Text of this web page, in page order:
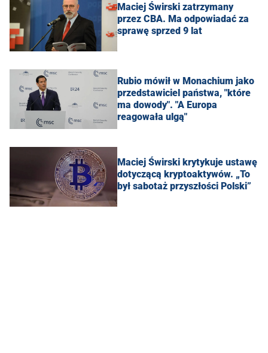
Maciej Świrski zatrzymany
przez CBA. Ma odpowiadać za
sprawę sprzed 9 lat
Rubio mówił w Monachium jako
przedstawiciel państwa, "które
ma dowody". "A Europa
reagowała ulgą"
Maciej Świrski krytykuje ustawę
dotyczącą kryptoaktywów. „To
był sabotaż przyszłości Polski”